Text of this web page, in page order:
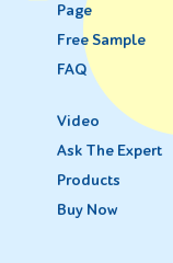
Page
Free Sample
FAQ
Video
Ask The Expert
Products
Buy Now